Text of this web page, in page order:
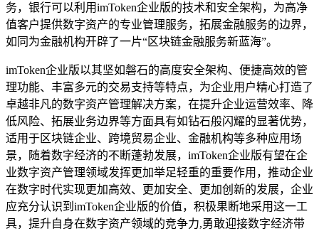
务，银行可以利用imToken企业版的技术和安全架构，为高净
值客户提供数字资产的专业管理服务，拓展金融服务的边界，
如同为金融机构开辟了一片“区块链金融服务新蓝海”。
imToken企业版以其坚如磐石的高度安全架构、便捷高效的管
理功能、丰富多元的交易支持等特点，为企业用户精心打造了
卓越非凡的数字资产管理解决方案，在提升企业运营效率、降
低风险、拓展业务边界等方面具有如钻石般闪耀的显著优势，
适用于区块链企业、跨境贸易企业、金融机构等多种应用场
景，随着数字经济的不断蓬勃发展，imToken企业版有望在企
业数字资产管理领域发挥更加举足轻重的重要作用，推动企业
在数字时代实现更加高效、更加安全、更加创新的发展，企业
应充分认识到imToken企业版的价值，积极果断地采用这一工
具，提升自身在数字资产领域的竞争力,勇敢迎接数字经济带